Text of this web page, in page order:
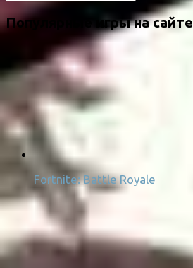
Популярные игры на сайте
Fortnite: Battle Royale